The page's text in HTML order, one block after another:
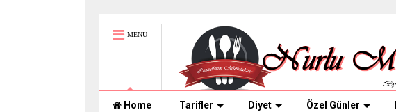
MENU
Home Tarifler Diyet Özel Günler